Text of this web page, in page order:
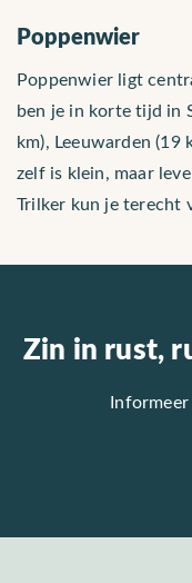
Poppenwier
Poppenwier ligt
ben je in korte tijd in
km), Leeuwarden (19
zelf is klein, maar
Trilker kun je terecht
Zin in rust,